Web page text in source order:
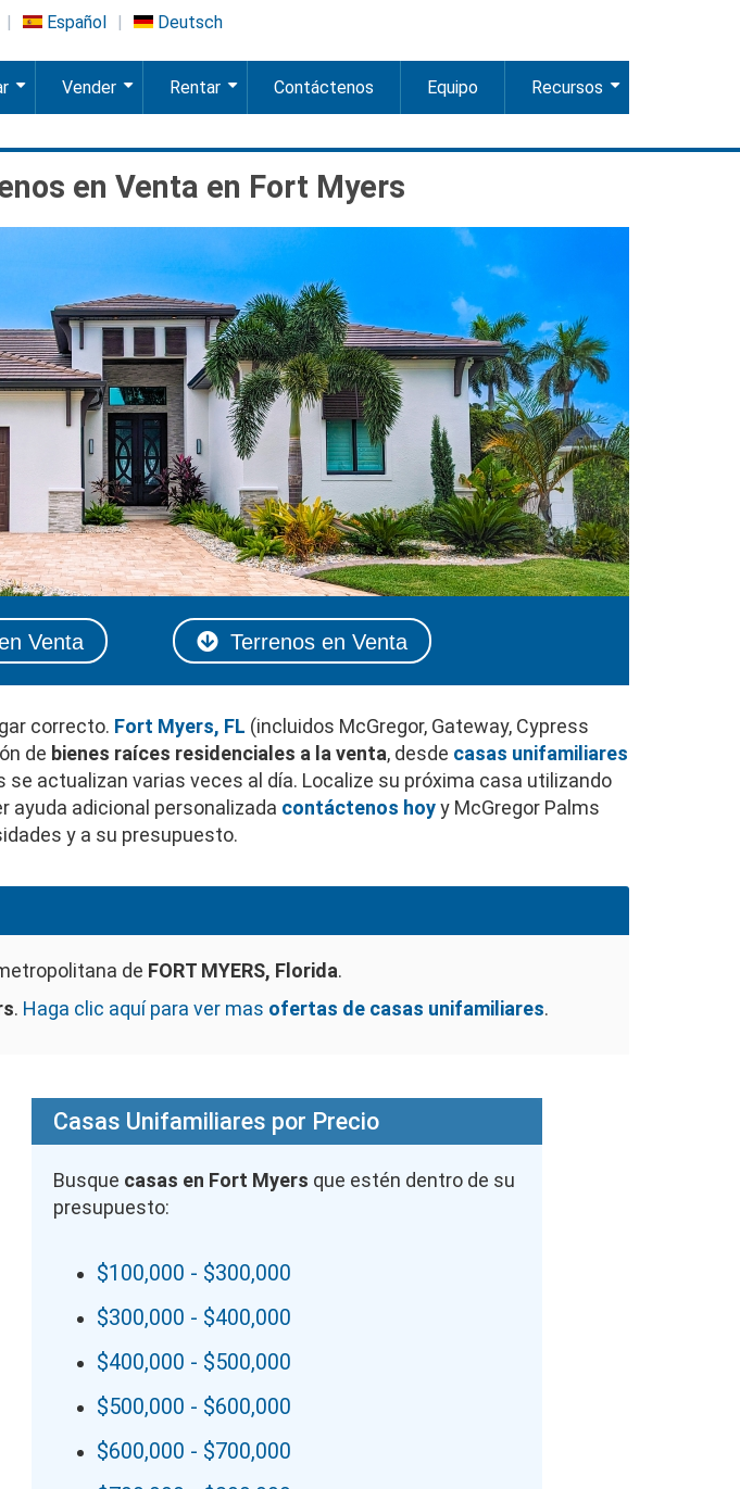
Español Deutsch
Vender Rentar Contáctenos Equipo Recursos
en Venta en Fort Myers
Venta Terrenos en Venta
correcto. Fort Myers, FL (incluidos McGregor, Gateway, Cypress
de bienes raíces residenciales a la venta, desde casas unifamiliares
actualizan varias veces al día. Localize su próxima casa utilizando
ayuda adicional personalizada contáctenos hoyy McGregor Palms
y a su presupuesto.
de FORT MYERS, Florida.
. Haga clic aquí para ver mas ofertas de casas unifamiliares.
Casas Unifamiliares por Precio
Busque casas en Fort Myers que estén dentro de su
presupuesto:
$100,000 - $300,000
$300,000 - $400,000
$400,000 - $500,000
$500,000 - $600,000
$600,000 - $700,000